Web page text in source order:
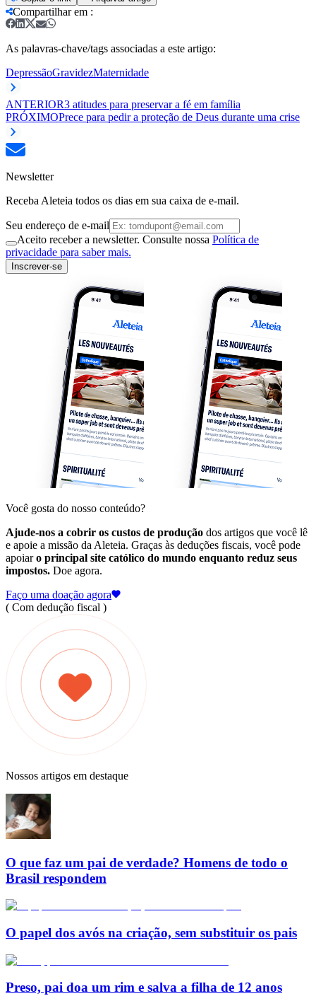
Compartilhar em :
As palavras-chave/tags associadas a este artigo:
DepressãoGravidezMaternidade
ANTERIOR3 atitudes para preservar a fé em família
PRÓXIMOPrece para pedir a proteção de Deus durante uma crise
Newsletter
Receba Aleteia todos os dias em sua caixa de e-mail.
Seu endereço de e-mail
Aceito receber a newsletter. Consulte nossa Política de
privacidade para saber mais.
Inscrever-se
Você gosta do nosso conteúdo?
Ajude-nos a cobrir os custos de produção dos artigos que você lê
e apoie a missão da Aleteia. Graças às deduções fiscais, você pode
apoiaro principal site católico do mundo enquanto reduz seus
impostos. Doe agora.
Faço uma doação agora
( Com dedução fiscal )
Nossos artigos em destaque
O que faz um pai de verdade? Homens de todo o
Brasil respondem
O papel dos avós na criação, sem substituir os pais
Preso, pai doa um rim e salva a filha de 12 anos